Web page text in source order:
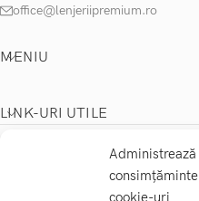
Administrează
cookie-uri
office@lenjeriipremium.ro
MENIU
LINK-URI UTILE